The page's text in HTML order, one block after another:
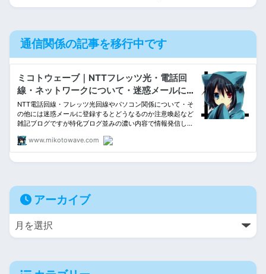
通信関係の記事を移行中です
アーカイブ